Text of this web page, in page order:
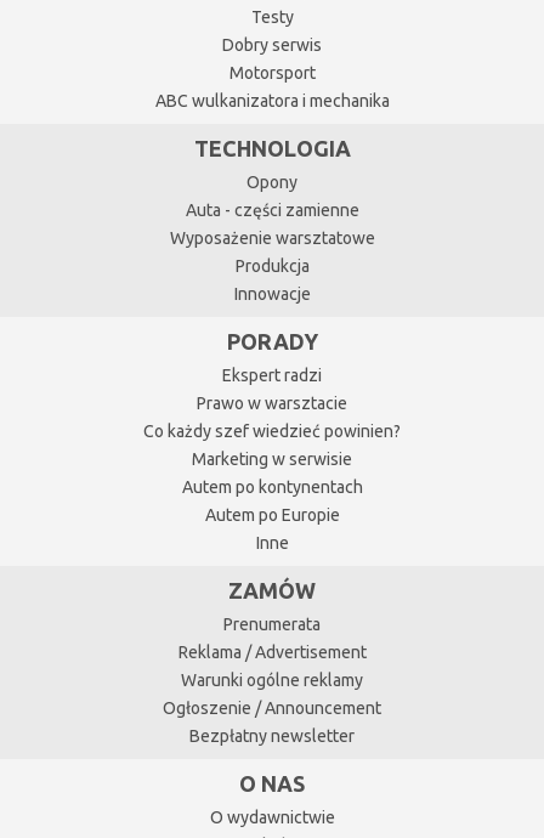
Testy
Dobry serwis
Motorsport
ABC wulkanizatora i mechanika
TECHNOLOGIA
Opony
Auta - części zamienne
Wyposażenie warsztatowe
Produkcja
Innowacje
PORADY
Ekspert radzi
Prawo w warsztacie
Co każdy szef wiedzieć powinien?
Marketing w serwisie
Autem po kontynentach
Autem po Europie
Inne
ZAMÓW
Prenumerata
Reklama / Advertisement
Warunki ogólne reklamy
Ogłoszenie / Announcement
Bezpłatny newsletter
O NAS
O wydawnictwie